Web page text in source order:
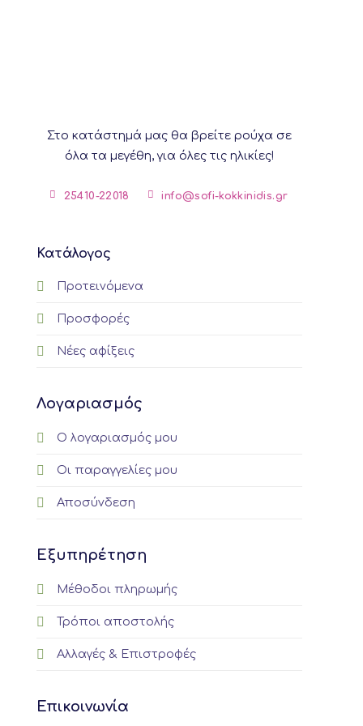
Στο κατάστημά μας θα βρείτε ρούχα σε
όλα τα μεγέθη, για όλες τις ηλικίες!
25410-22018 info@sofi-kokkinidis.gr
Κατάλογος
Προτεινόμενα
Προσφορές
Νέες αφίξεις
Λογαριασμός
Ο λογαριασμός μου
Οι παραγγελίες μου
Αποσύνδεση
Εξυπηρέτηση
Μέθοδοι πληρωμής
Τρόποι αποστολής
Αλλαγές & Επιστροφές
Επικοινωνία